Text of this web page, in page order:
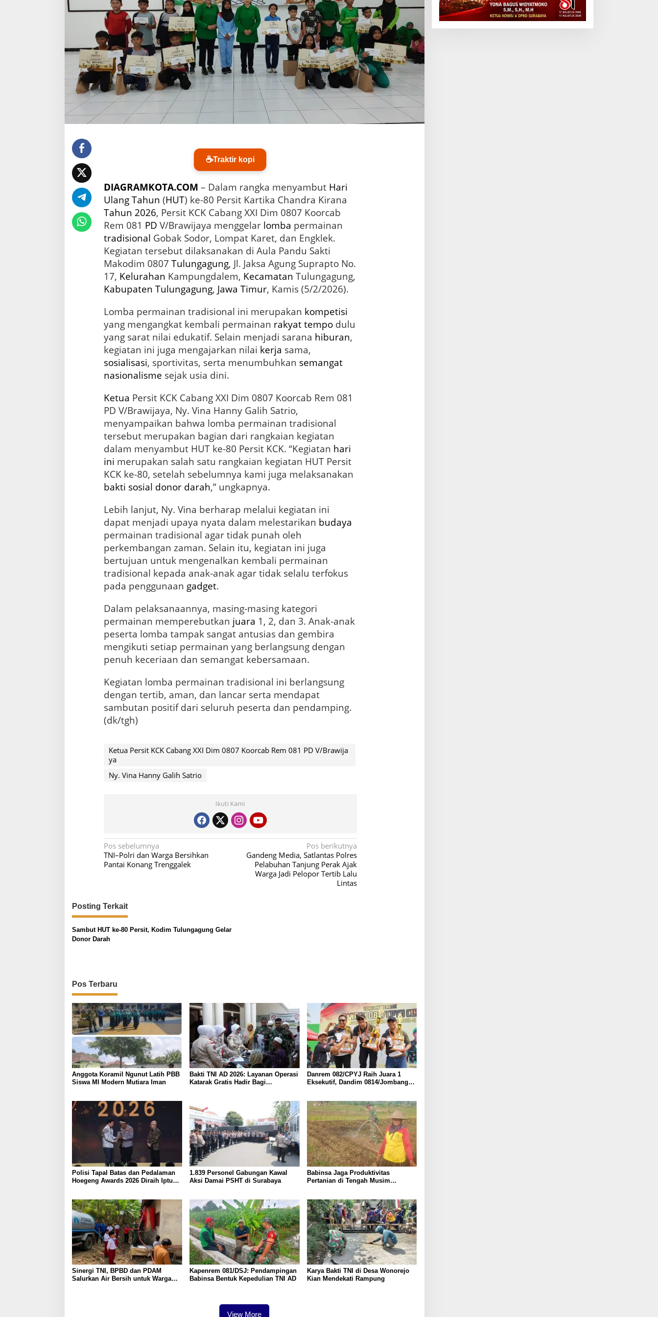
a
a
n
,
P
e
r
s
t
C
X
X
I
D
i
m
0
8
7
G
e
l
r
P
r
m
a
i
n
n
r
a
d
s
o
a
☕Traktir kopi
DIAGRAMKOTA.COM – Dalam rangka menyambut Hari
Ulang Tahun (HUT) ke-80 Persit Kartika Chandra Kirana
Tahun 2026, Persit KCK Cabang XXI Dim 0807 Koorcab
Rem 081 PD V/Brawijaya menggelar lomba permainan
tradisional Gobak Sodor, Lompat Karet, dan Engklek.
Kegiatan tersebut dilaksanakan di Aula Pandu Sakti
Makodim 0807 Tulungagung, Jl. Jaksa Agung Suprapto No.
17, Kelurahan Kampungdalem, Kecamatan Tulungagung,
Kabupaten Tulungagung, Jawa Timur, Kamis (5/2/2026).
Lomba permainan tradisional ini merupakan kompetisi
yang mengangkat kembali permainan rakyat tempodulu
yang sarat nilai edukatif. Selain menjadi sarana hiburan,
kegiatan ini juga mengajarkan nilai kerja sama,
sosialisasi, sportivitas, serta menumbuhkan semangat
nasionalisme sejak usia dini.
Ketua Persit KCK Cabang XXI Dim 0807 Koorcab Rem 081
PD V/Brawijaya, Ny. Vina Hanny Galih Satrio,
menyampaikan bahwa lomba permainan tradisional
tersebut merupakan bagian dari rangkaian kegiatan
dalam menyambut HUT ke-80 Persit KCK. “Kegiatan hari
ini merupakan salah satu rangkaian kegiatan HUT Persit
KCK ke-80, setelah sebelumnya kami juga melaksanakan
bakti sosial donor darah,” ungkapnya.
Lebih lanjut, Ny. Vina berharap melalui kegiatan ini
dapat menjadi upaya nyata dalam melestarikan budaya
permainan tradisional agar tidak punah oleh
perkembangan zaman. Selain itu, kegiatan ini juga
bertujuan untuk mengenalkan kembali permainan
tradisional kepada anak-anak agar tidak selalu terfokus
pada penggunaan gadget.
Dalam pelaksanaannya, masing-masing kategori
permainan memperebutkan juara 1, 2, dan 3. Anak-anak
peserta lomba tampak sangat antusias dan gembira
mengikuti setiap permainan yang berlangsung dengan
penuh keceriaan dan semangat kebersamaan.
Kegiatan lomba permainan tradisional ini berlangsung
dengan tertib, aman, dan lancar serta mendapat
sambutan positif dari seluruh peserta dan pendamping.
(dk/tgh)
Ketua Persit KCK Cabang XXI Dim 0807 Koorcab Rem 081 PD V/Brawija
ya
Ny. Vina Hanny Galih Satrio
Ikuti Kami
N
a
g
a
s
i
s
Pos sebelumnya
TNI–Polri dan Warga Bersihkan
Pantai Konang Trenggalek
Pos berikutnya
Gandeng Media, Satlantas Polres
Pelabuhan Tanjung Perak Ajak
Warga Jadi Pelopor Tertib Lalu
Lintas
Posting Terkait
Sambut HUT ke-80 Persit, Kodim Tulungagung Gelar
Donor Darah
Pos Terbaru
Anggota Koramil Ngunut Latih PBB
Siswa MI Modern Mutiara Iman
Bakti TNI AD 2026: Layanan Operasi
Katarak Gratis Hadir Bagi
Danrem 082/CPYJ Raih Juara 1
Eksekutif, Dandim 0814/Jombang
Polisi Tapal Batas dan Pedalaman
Hoegeng Awards 2026 Diraih Iptu
1.839 Personel Gabungan Kawal
Aksi Damai PSHT di Surabaya
Babinsa Jaga Produktivitas
Pertanian di Tengah Musim
Sinergi TNI, BPBD dan PDAM
Salurkan Air Bersih untuk Warga
Kapenrem 081/DSJ: Pendampingan
Babinsa Bentuk Kepedulian TNI AD
Karya Bakti TNI di Desa Wonorejo
Kian Mendekati Rampung
View More